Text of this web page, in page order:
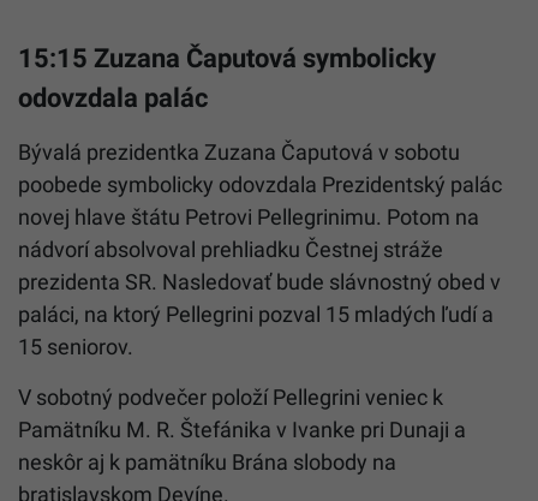
15:15 Zuzana Čaputová symbolicky
odovzdala palác
Bývalá prezidentka Zuzana Čaputová v sobotu
poobede symbolicky odovzdala Prezidentský palác
novej hlave štátu Petrovi Pellegrinimu. Potom na
nádvorí absolvoval prehliadku Čestnej stráže
prezidenta SR. Nasledovať bude slávnostný obed v
paláci, na ktorý Pellegrini pozval 15 mladých ľudí a
15 seniorov.
V sobotný podvečer položí Pellegrini veniec k
Pamätníku M. R. Štefánika v Ivanke pri Dunaji a
neskôr aj k pamätníku Brána slobody na
bratislavskom Devíne.